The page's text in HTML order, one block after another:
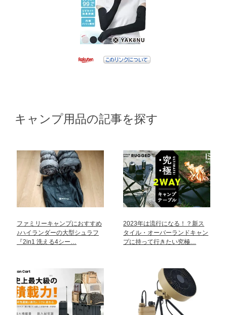
キャンプ用品の記事を探す
ファミリーキャンプにおすすめ
♪ハイランダーの大型シュラフ
『2in1 洗える4シー…
2023年は流行になる！？新ス
タイル・オーバーランドキャン
プに持って行きたい究極…